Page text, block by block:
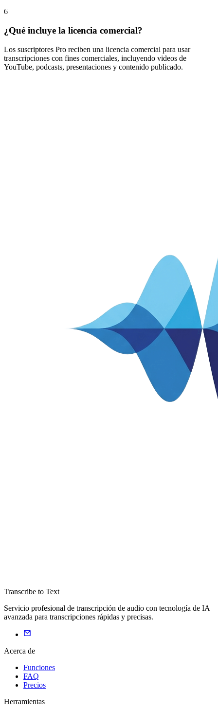
6
¿Qué incluye la licencia comercial?
Los suscriptores Pro reciben una licencia comercial para usar
transcripciones con fines comerciales, incluyendo videos de
YouTube, podcasts, presentaciones y contenido publicado.
Transcribe to Text
Servicio profesional de transcripción de audio con tecnología de IA
avanzada para transcripciones rápidas y precisas.
Acerca de
Funciones
FAQ
Precios
Herramientas